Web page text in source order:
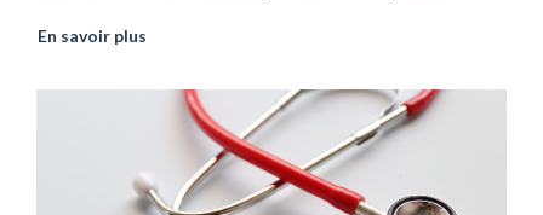
En savoir plus